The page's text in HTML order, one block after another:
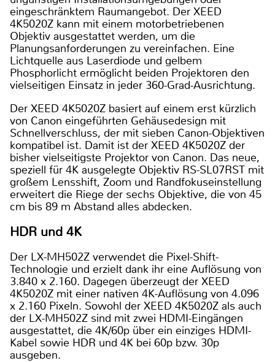
eingeschränktem Raumangebot. Der XEED
4K5020Z kann mit einem motorbetriebenen
Objektiv ausgestattet werden, um die
Planungsanforderungen zu vereinfachen. Eine
Lichtquelle aus Laserdiode und gelbem
Phosphorlicht ermöglicht beiden Projektoren den
vielseitigen Einsatz in jeder 360-Grad-Ausrichtung.
Der XEED 4K5020Z basiert auf einem erst kürzlich
von Canon eingeführten Gehäusedesign mit
Schnellverschluss, der mit sieben Canon-Objektiven
kompatibel ist. Damit ist der XEED 4K5020Z der
bisher vielseitigste Projektor von Canon. Das neue,
speziell für 4K ausgelegte Objektiv RS-SL07RST mit
großem Lensshift, Zoom und Randfokuseinstellung
erweitert die Riege der sechs Objektive, die von 45
cm bis 89 m Abstand alles abdecken.
HDR und 4K
Der LX-MH502Z verwendet die Pixel-Shift-
Technologie und erzielt dank ihr eine Auflösung von
3.840 x 2.160. Dagegen überzeugt der XEED
4K5020Z mit einer nativen 4K-Auflösung von 4.096
x 2.160 Pixeln. Sowohl der XEED 4K5020Z als auch
der LX-MH502Z sind mit zwei HDMI-Eingängen
ausgestattet, die 4K/60p über ein einziges HDMI-
Kabel sowie HDR und 4K bei 60p bzw. 30p
ausgeben.